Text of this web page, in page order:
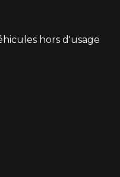
hors d'usage